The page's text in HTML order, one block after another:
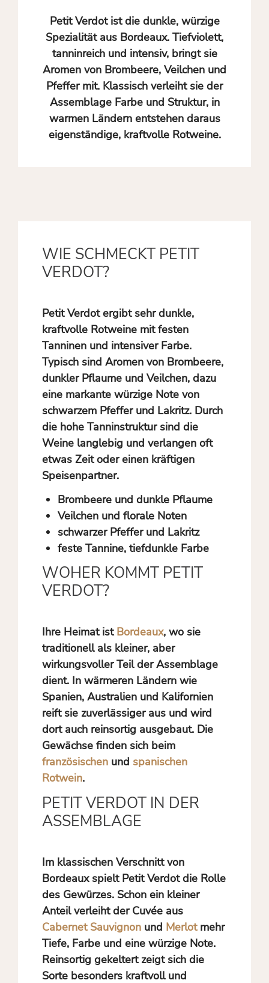
Petit Verdot ist die dunkle, würzige
Spezialität aus Bordeaux. Tiefviolett,
tanninreich und intensiv, bringt sie
Aromen von Brombeere, Veilchen und
Pfeffer mit. Klassisch verleiht sie der
Assemblage Farbe und Struktur, in
warmen Ländern entstehen daraus
eigenständige, kraftvolle Rotweine.
WIE SCHMECKT PETIT
VERDOT?
Petit Verdot ergibt sehr dunkle,
kraftvolle Rotweine mit festen
Tanninen und intensiver Farbe.
Typisch sind Aromen von Brombeere,
dunkler Pflaume und Veilchen, dazu
eine markante würzige Note von
schwarzem Pfeffer und Lakritz. Durch
die hohe Tanninstruktur sind die
Weine langlebig und verlangen oft
etwas Zeit oder einen kräftigen
Speisenpartner.
Brombeere und dunkle Pflaume
Veilchen und florale Noten
schwarzer Pfeffer und Lakritz
feste Tannine, tiefdunkle Farbe
WOHER KOMMT PETIT
VERDOT?
Ihre Heimat ist Bordeaux, wo sie
traditionell als kleiner, aber
wirkungsvoller Teil der Assemblage
dient. In wärmeren Ländern wie
Spanien, Australien und Kalifornien
reift sie zuverlässiger aus und wird
dort auch reinsortig ausgebaut. Die
Gewächse finden sich beim
französischen und spanischen
Rotwein.
PETIT VERDOT IN DER
ASSEMBLAGE
Im klassischen Verschnitt von
Bordeaux spielt Petit Verdot die Rolle
des Gewürzes. Schon ein kleiner
Anteil verleiht der Cuvée aus
Cabernet Sauvignon und Merlotmehr
Tiefe, Farbe und eine würzige Note.
Reinsortig gekeltert zeigt sich die
Sorte besonders kraftvoll und